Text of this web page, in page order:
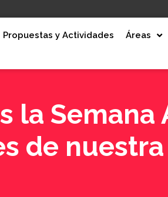
Propuestas y Actividades Áreas
la
de